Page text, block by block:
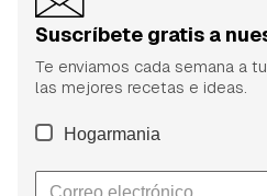
Suscríbete gratis a
Te enviamos cada semana a
las mejores recetas e ideas.
Hogarmania